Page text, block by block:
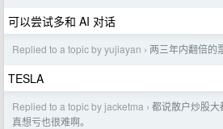
可以尝试多和 AI 对话
Replied to a topic by yujiayan › 两三年内翻倍的
TESLA
Replied to a topic by jacketma › 都说散户炒股大
真想亏也很难啊。